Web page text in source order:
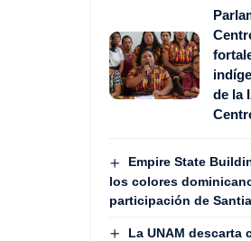
de la
Empire State
los colores
participación de
La UNAM descarta